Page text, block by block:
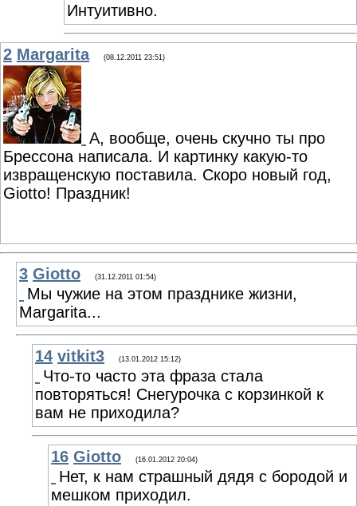
Интуитивно.
2 Margarita (08.12.2011 23:51)
А, вообще, очень скучно ты про
Брессона написала. И картинку какую-то
извращенскую поставила. Скоро новый год,
Giotto! Праздник!
3 Giotto (31.12.2011 01:54)
Мы чужие на этом празднике жизни,
Margarita...
14 vitkit3 (13.01.2012 15:12)
Что-то часто эта фраза стала
повторяться! Снегурочка с корзинкой к
вам не приходила?
16 Giotto (16.01.2012 20:04)
Нет, к нам страшный дядя с бородой и
мешком приходил.